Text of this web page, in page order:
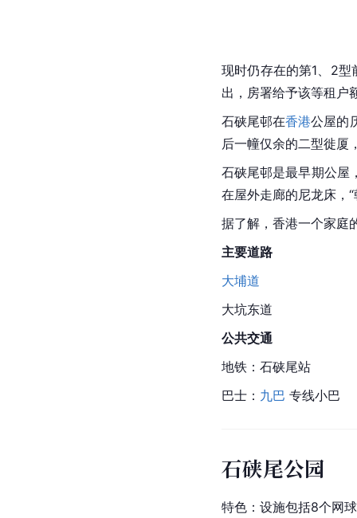
现时仍存在的第1、2
出，房署给予该等租户
石硖尾邨在香港公屋的
后一幢仅余的二型徙厦
石硖尾邨是最早期公屋
在屋外走廊的尼龙床，
据了解，香港一个家庭
主要道路
大埔道
大坑东道
公共交通
地铁： 石硖尾站
巴士： 九巴 专线小巴
石硖尾公园
特色：设施包括8个网